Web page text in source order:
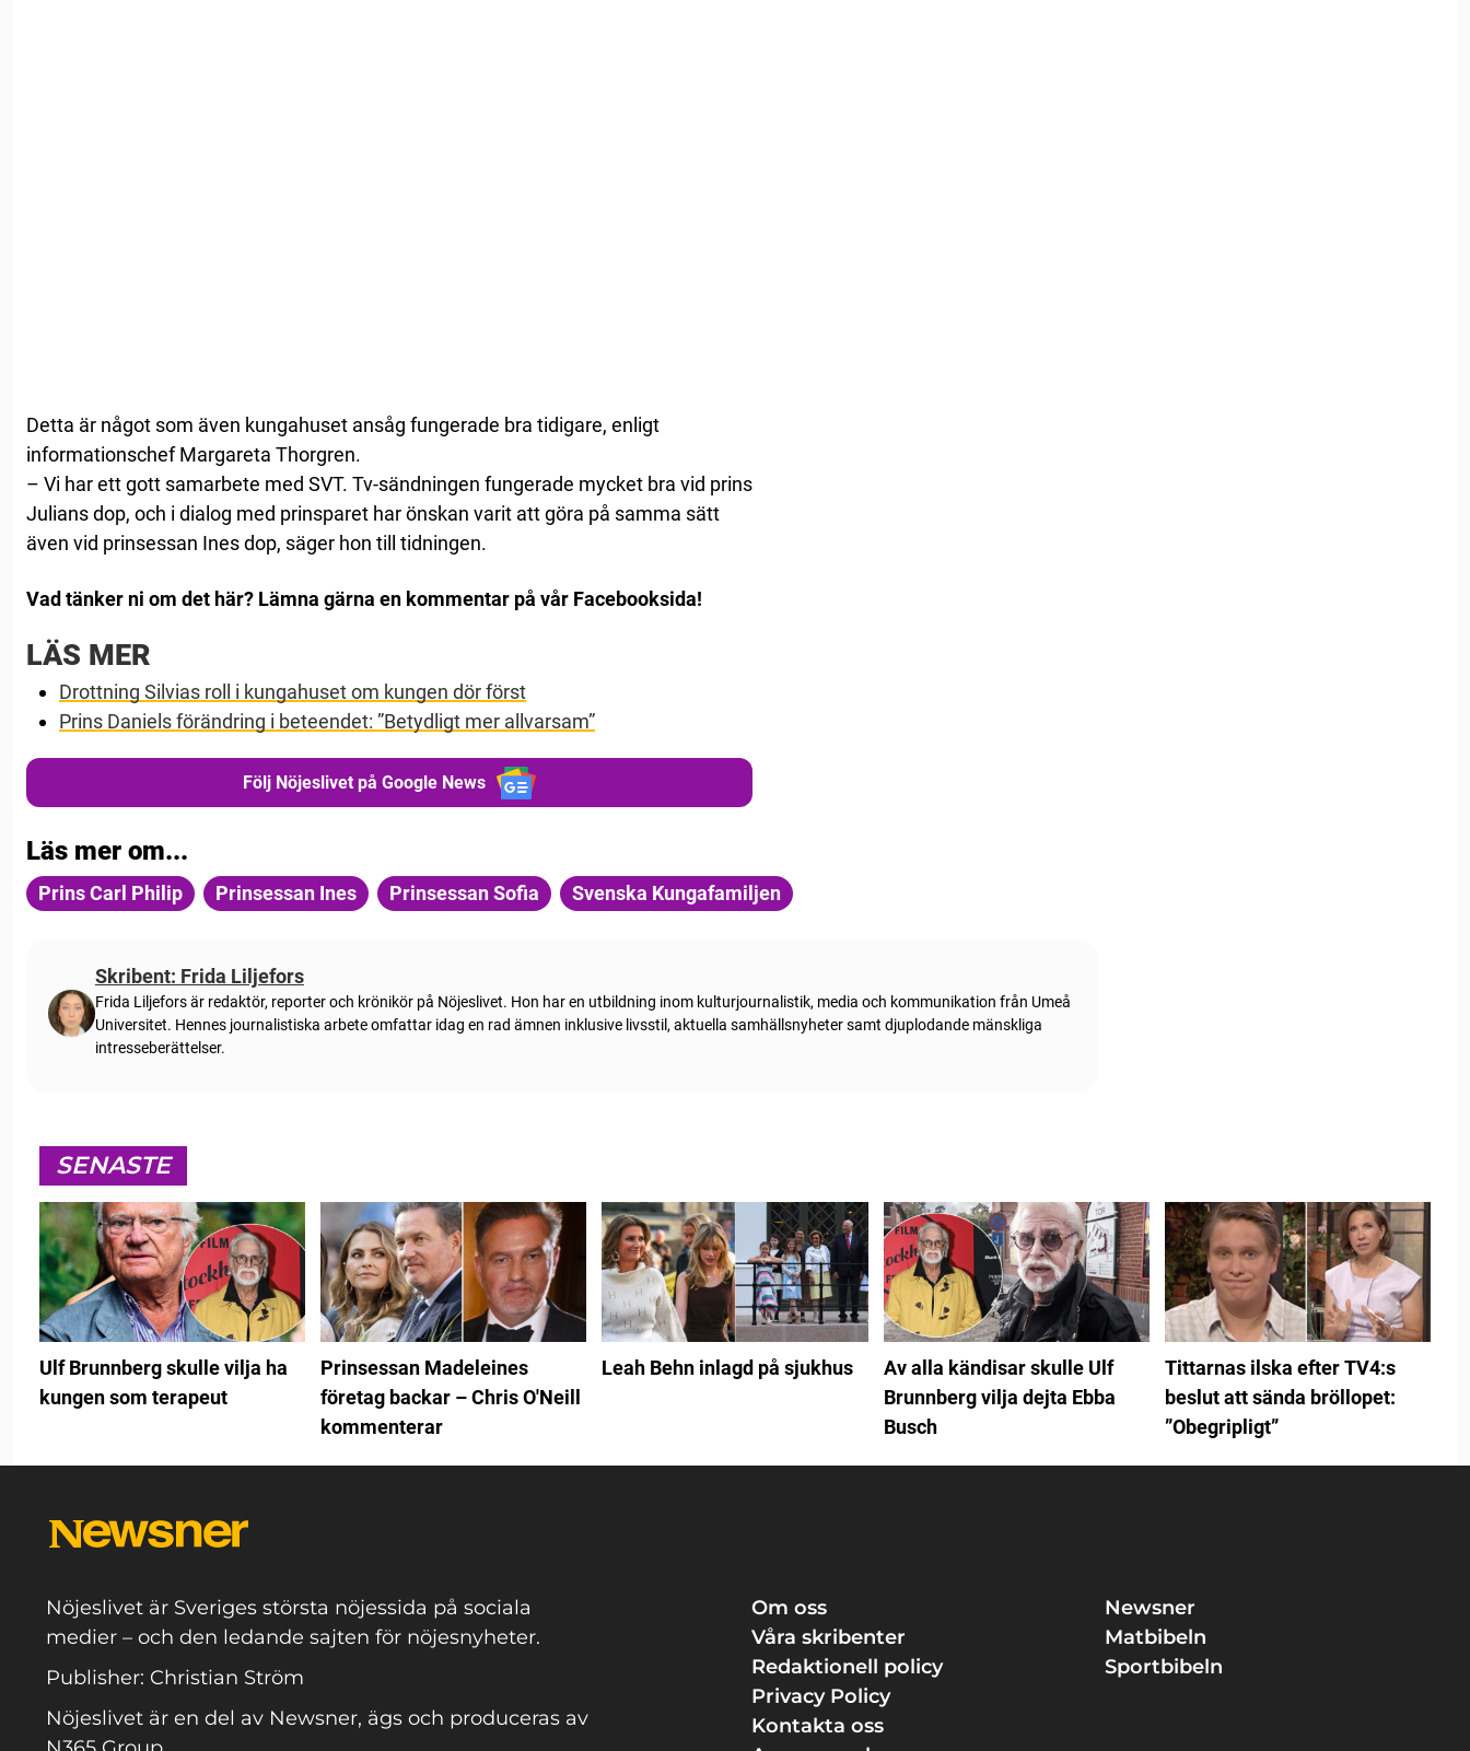
Detta är något som även kungahuset ansåg fungerade bra tidigare, enligt
informationschef Margareta Thorgren.
– Vi har ett gott samarbete med SVT. Tv-sändningen fungerade mycket bra vid prins
Julians dop, och i dialog med prinsparet har önskan varit att göra på samma sätt
även vid prinsessan Ines dop, säger hon till tidningen.
Vad tänker ni om det här? Lämna gärna en kommentar på vår Facebooksida!
LÄS MER
Drottning Silvias roll i kungahuset om kungen dör först
Prins Daniels förändring i beteendet: ”Betydligt mer allvarsam”
Följ Nöjeslivet på Google News
Läs mer om...
Prins Carl Philip Prinsessan Ines Prinsessan Sofia Svenska Kungafamiljen
Skribent: Frida Liljefors
Frida Liljefors är redaktör, reporter och krönikör på Nöjeslivet. Hon har en utbildning inom kulturjournalistik, media och kommunikation från Umeå
Universitet. Hennes journalistiska arbete omfattar idag en rad ämnen inklusive livsstil, aktuella samhällsnyheter samt djuplodande mänskliga
intresseberättelser.
SENASTE
Ulf Brunnberg skulle vilja ha
kungen som terapeut
Prinsessan Madeleines
företag backar – Chris O'Neill
kommenterar
Leah Behn inlagd på sjukhus
Av alla kändisar skulle Ulf
Brunnberg vilja dejta Ebba
Busch
Tittarnas ilska efter TV4:s
beslut att sända bröllopet:
”Obegripligt”
Nöjeslivet är Sveriges största nöjessida på sociala
medier – och den ledande sajten för nöjesnyheter.
Publisher: Christian Ström
Nöjeslivet är en del av Newsner, ägs och produceras av
Om oss
Våra skribenter
Redaktionell policy
Privacy Policy
Kontakta oss
Newsner
Matbibeln
Sportbibeln